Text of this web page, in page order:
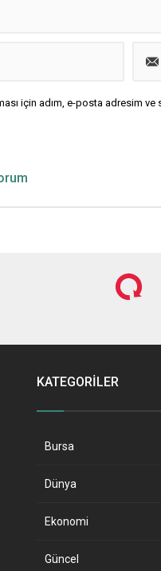
için adım, e-posta adresim ve
(Leon)